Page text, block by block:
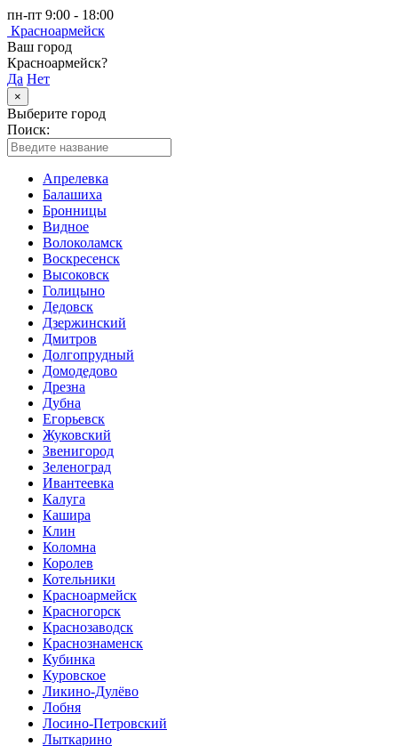
пн-пт 9:00 - 18:00
Красноармейск
Ваш город
Красноармейск?
Да Нет
×
Выберите город
Поиск:
Апрелевка
Балашиха
Бронницы
Видное
Волоколамск
Воскресенск
Высоковск
Голицыно
Дедовск
Дзержинский
Дмитров
Долгопрудный
Домодедово
Дрезна
Дубна
Егорьевск
Жуковский
Звенигород
Зеленоград
Ивантеевка
Калуга
Кашира
Клин
Коломна
Королев
Котельники
Красноармейск
Красногорск
Краснозаводск
Краснознаменск
Кубинка
Куровское
Ликино-Дулёво
Лобня
Лосино-Петровский
Лыткарино